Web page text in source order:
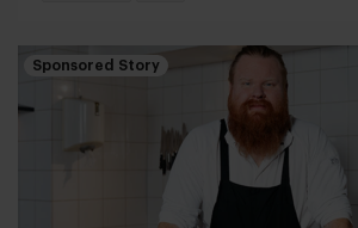
Sponsored Story